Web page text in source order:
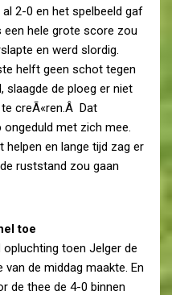
2-0 en het spelbeeld gaf
een hele grote score zou
en werd slordig.
helft geen schot tegen
slaagde de ploeg er niet
creÃ«ren.Â Dat
met zich mee.
en lange tijd zag er
ruststand zou gaan
toe
toen Jelger de
de middag maakte. En
de thee de 4-0 binnen